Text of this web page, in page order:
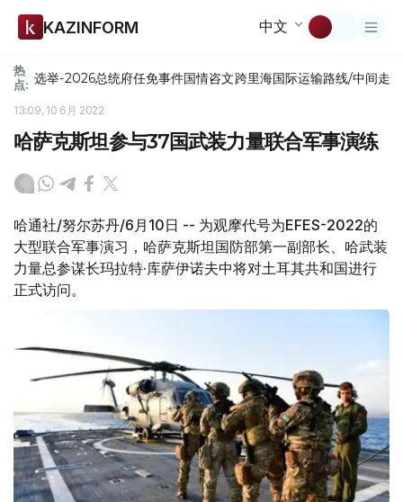
KAZINFORM 中文
热
点: 选举-2026总统府任免事件国情咨文跨里海国际运输路线/中间走廊
13:09, 10 6月 2022
哈萨克斯坦参与37国武装力量联合军事演练
哈通社/努尔苏丹/6月10日 -- 为观摩代号为EFES-2022的
大型联合军事演习，哈萨克斯坦国防部第一副部长、哈武装
力量总参谋长玛拉特·库萨伊诺夫中将对土耳其共和国进行
正式访问。